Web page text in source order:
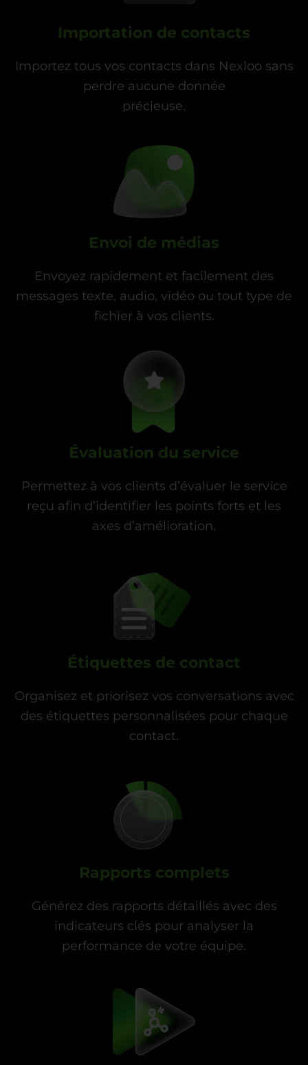
Importation de contacts
Importez tous vos contacts dans Nexloo sans
perdre aucune donnée
précieuse.
Envoi de médias
Envoyez rapidement et facilement des
messages texte, audio, vidéo ou tout type de
fichier à vos clients.
Évaluation du service
Permettez à vos clients d’évaluer le service
reçu afin d’identifier les points forts et les
axes d’amélioration.
Étiquettes de contact
Organisez et priorisez vos conversations avec
des étiquettes personnalisées pour chaque
contact.
Rapports complets
Générez des rapports détaillés avec des
indicateurs clés pour analyser la
performance de votre équipe.